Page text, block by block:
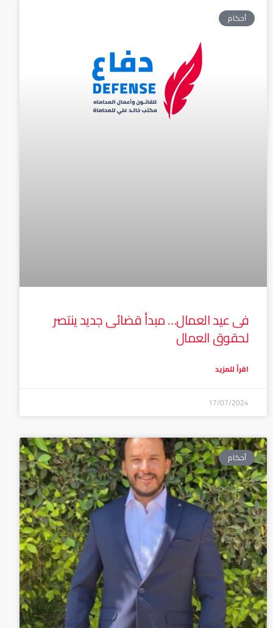
أحكام
فى عيد العمال… مبدأ قضائى جديد ينتصر
لحقوق العمال
اقرأ للمزيد
17/07/2024
أحكام